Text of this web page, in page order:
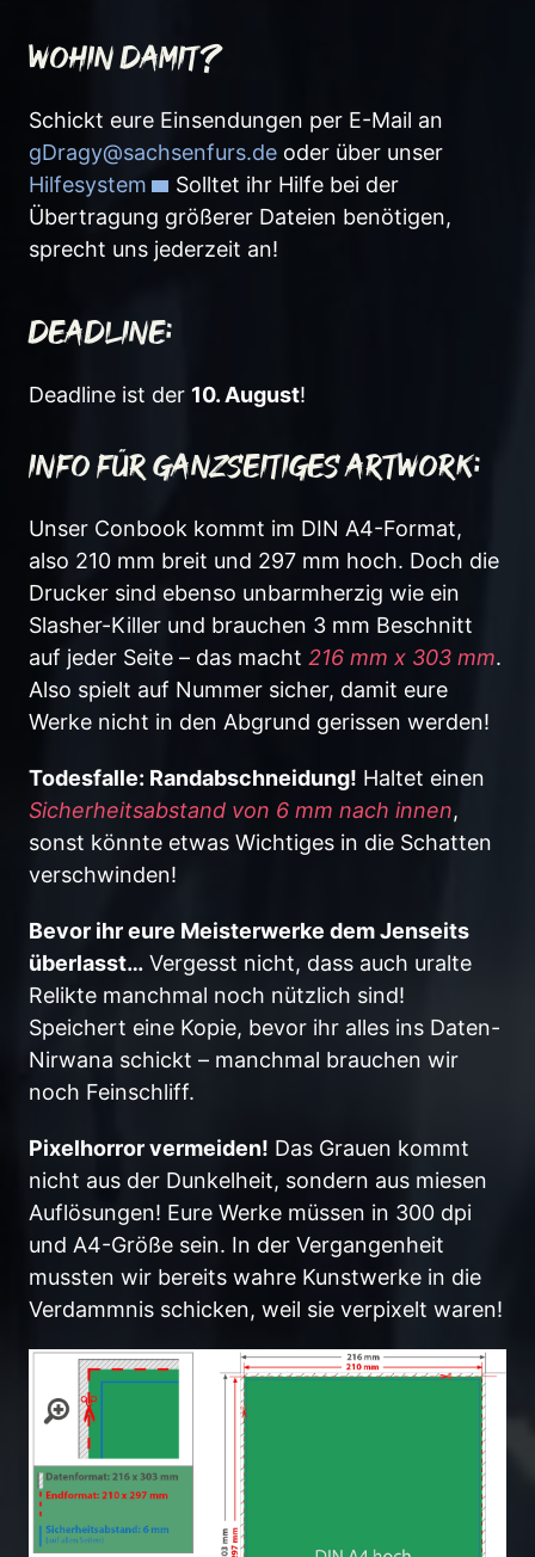
Wohin damit?
Schickt eure Einsendungen per E-Mail an
gDragy@sachsenfurs.de oder über unser
Hilfesystem
. Solltet ihr Hilfe bei der
Übertragung größerer Dateien benötigen,
sprecht uns jederzeit an!
Deadline:
Deadline ist der 10. August!
Info für ganzseitiges Artwork:
Unser Conbook kommt im DIN A4-Format,
also 210 mm breit und 297 mm hoch. Doch die
Drucker sind ebenso unbarmherzig wie ein
Slasher-Killer und brauchen 3 mm Beschnitt
auf jeder Seite – das macht 216 mm x 303 mm.
Also spielt auf Nummer sicher, damit eure
Werke nicht in den Abgrund gerissen werden!
Todesfalle: Randabschneidung! Haltet einen
Sicherheitsabstand von 6 mm nach innen,
sonst könnte etwas Wichtiges in die Schatten
verschwinden!
Bevor ihr eure Meisterwerke dem Jenseits
überlasst… Vergesst nicht, dass auch uralte
Relikte manchmal noch nützlich sind!
Speichert eine Kopie, bevor ihr alles ins Daten-
Nirwana schickt – manchmal brauchen wir
noch Feinschliff.
Pixelhorror vermeiden! Das Grauen kommt
nicht aus der Dunkelheit, sondern aus miesen
Auflösungen! Eure Werke müssen in 300 dpi
und A4-Größe sein. In der Vergangenheit
mussten wir bereits wahre Kunstwerke in die
Verdammnis schicken, weil sie verpixelt waren!